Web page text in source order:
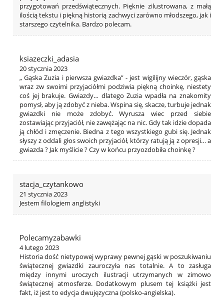
przygotowań przedświątecznych. Pięknie zilustrowana, z małą
ilością tekstu i piękną historią zachwyci zarówno młodszego, jak i
starszego czytelnika. Bardzo polecam.
ksiazeczki_adasia
20 stycznia 2023
„ Gąska Zuzia i pierwsza gwiazdka” - jest wigilijny wieczór, gąska
wraz zw swoimi przyjaciółmi podziwia piękną choinkę, niestety
coś jej brakuje. Gwiazdy… dlatego Zuzia wpadła na znakomity
pomysł, aby ją zdobyć z nieba. Wspina się, skacze, turbuje jednak
gwiazdki nie może zdobyć. Wyrusza wiec przed siebie
zostawiając przyjaciół, nie zawężając na nic. Gdy tak idzie dopada
ją chłód i zmęczenie. Biedna z tego wszystkiego gubi się. Jednak
słyszy z oddali głos swoich przyjaciół, którzy ratują ją z opresji… a
gwiazda ? Jak myślicie ? Czy w końcu przyozdobiła choinkę ?
stacja_czytankowo
21 stycznia 2023
Jestem filologiem anglistyki
Polecamyzabawki
4 lutego 2023
Historia dość nietypowej wyprawy pewnej gąski w poszukiwaniu
świątecznej gwiazdki zauroczyła nas totalnie. A to zasługa
między innymi uroczych ilustracji utrzymanych w zimowo
świątecznej atmosferze. Dodatkowym plusem tej książki jest
fakt, iż jest to edycja dwujęzyczna (polsko-angielska).